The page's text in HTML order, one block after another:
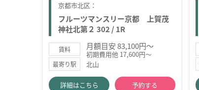
京都市北区：
フルーツマンスリー京都 上賀茂
神社北第２ 302 / 1R
賃料 月額目安 83,100円～
初期費用他 17,600円～
最寄り駅 北山
詳細はこちら 予約する